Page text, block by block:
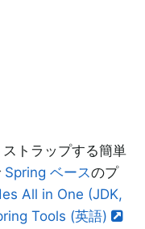
トラップする簡単
Spring ベースのプ
All in One (JDK,
Tools (英語)